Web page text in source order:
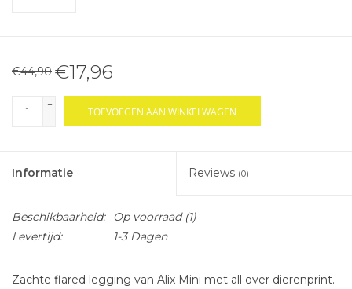
€44,90 €17,96
+
-
TOEVOEGEN AAN WINKELWAGEN
Informatie Reviews (0)
Beschikbaarheid: Op voorraad(1)
Levertijd:
1-3 Dagen
Zachte flared legging van Alix Mini met all over dierenprint.